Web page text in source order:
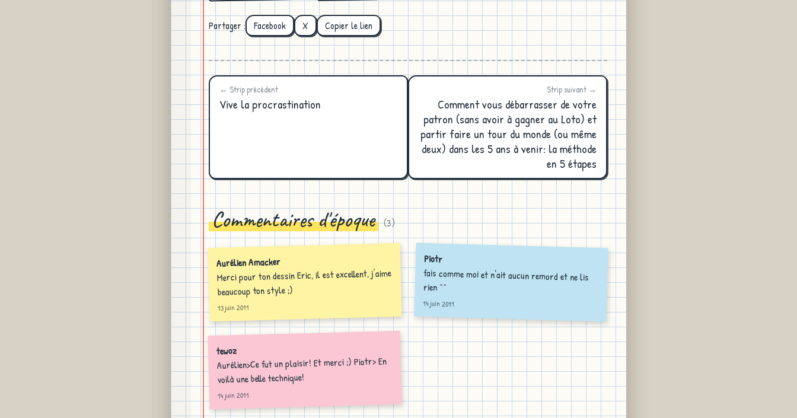
Partager : Facebook X Copier le lien
← Strip précédent
Vive la procrastination
Strip suivant →
Comment vous débarrasser de votre
patron (sans avoir à gagner au Loto) et
partir faire un tour du monde (ou même
deux) dans les 5 ans à venir: la méthode
en 5 étapes
Commentaires d'époque (3)
Aurélien Amacker
Merci pour ton dessin Eric, il est excellent, j'aime
beaucoup ton style ;)
13 juin 2011
Piotr
fais comme moi et n'ait aucun remord et ne lis
rien ^^
14 juin 2011
tewoz
Aurélien>Ce fut un plaisir! Et merci ;) Piotr> En
voilà une belle technique!
14 juin 2011